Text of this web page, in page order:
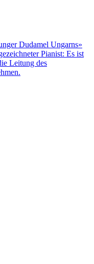
Dudamel Ungarns»
Pianist: Es ist
Leitung des